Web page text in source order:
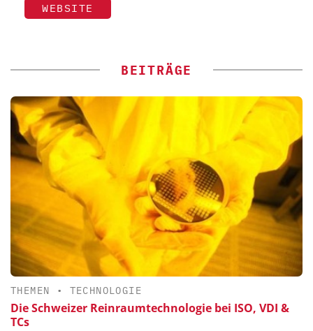
WEBSITE
BEITRÄGE
THEMEN • TECHNOLOGIE
Die Schweizer Reinraumtechnologie bei ISO, VDI &
TCs